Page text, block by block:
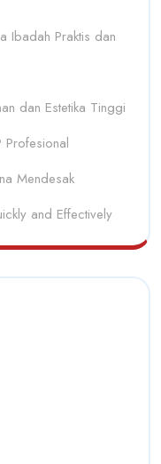
Ibadah Praktis dan
dan Estetika Tinggi
Profesional
Mendesak
and Effectively